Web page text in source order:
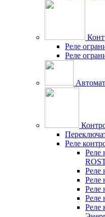
Реле
Реле
Реле
Реле
Реле
Реле
Реле
Реле
Реле